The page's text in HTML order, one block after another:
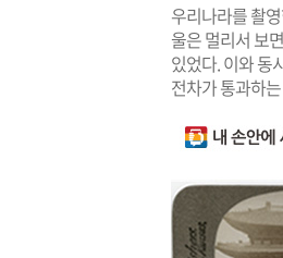
우리나라를 촬
울은 멀리서 보
있었다. 이와 동
전차가 통과하